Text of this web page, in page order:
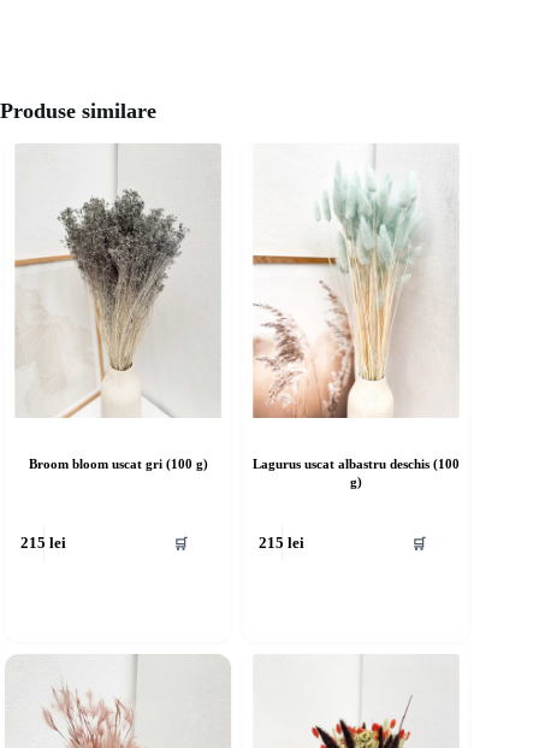
Produse similare
Broom bloom uscat gri (100 g)
215lei 🛒
Lagurus uscat albastru deschis (100
g)
215lei 🛒